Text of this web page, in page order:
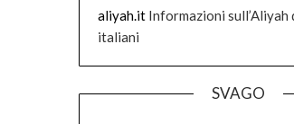
aliyah.itInformazioni sull’Aliyah
italiani
SVAGO